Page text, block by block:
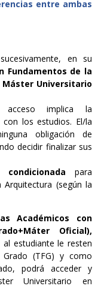
entre ambas
en su
Fundamentos de la
Máster Universitario
acceso implica la
los estudios. El/la
obligación de
decidir finalizar sus
condicionada para
(según la
Académicos con
Oficial),
estudiante le resten
(TFG) y como
podrá acceder y
Universitario en